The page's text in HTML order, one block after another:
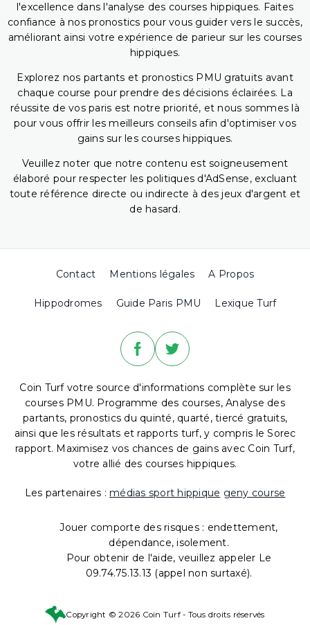
l'excellence dans l'analyse des courses hippiques. Faites
confiance à nos pronostics pour vous guider vers le succès,
améliorant ainsi votre expérience de parieur sur les courses
hippiques.
Explorez nos partants et pronostics PMU gratuits avant
chaque course pour prendre des décisions éclairées. La
réussite de vos paris est notre priorité, et nous sommes là
pour vous offrir les meilleurs conseils afin d'optimiser vos
gains sur les courses hippiques.
Veuillez noter que notre contenu est soigneusement
élaboré pour respecter les politiques d'AdSense, excluant
toute référence directe ou indirecte à des jeux d'argent et
de hasard.
Contact Mentions légales A Propos
Hippodromes Guide Paris PMU Lexique Turf
Coin Turf votre source d'informations complète sur les
courses PMU. Programme des courses, Analyse des
partants, pronostics du quinté, quarté, tiercé gratuits,
ainsi que les résultats et rapports turf, y compris le Sorec
rapport. Maximisez vos chances de gains avec Coin Turf,
votre allié des courses hippiques.
Les partenaires : médias sport hippique geny course
Jouer comporte des risques : endettement,
dépendance, isolement.
Pour obtenir de l'aide, veuillez appeler Le
09.74.75.13.13 (appel non surtaxé).
Copyright © 2026 Coin Turf - Tous droits réservés